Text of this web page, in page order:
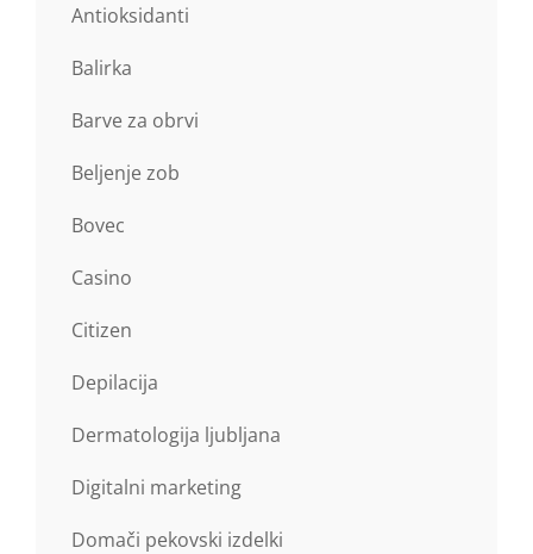
Antioksidanti
Balirka
Barve za obrvi
Beljenje zob
Bovec
Casino
Citizen
Depilacija
Dermatologija ljubljana
Digitalni marketing
Domači pekovski izdelki